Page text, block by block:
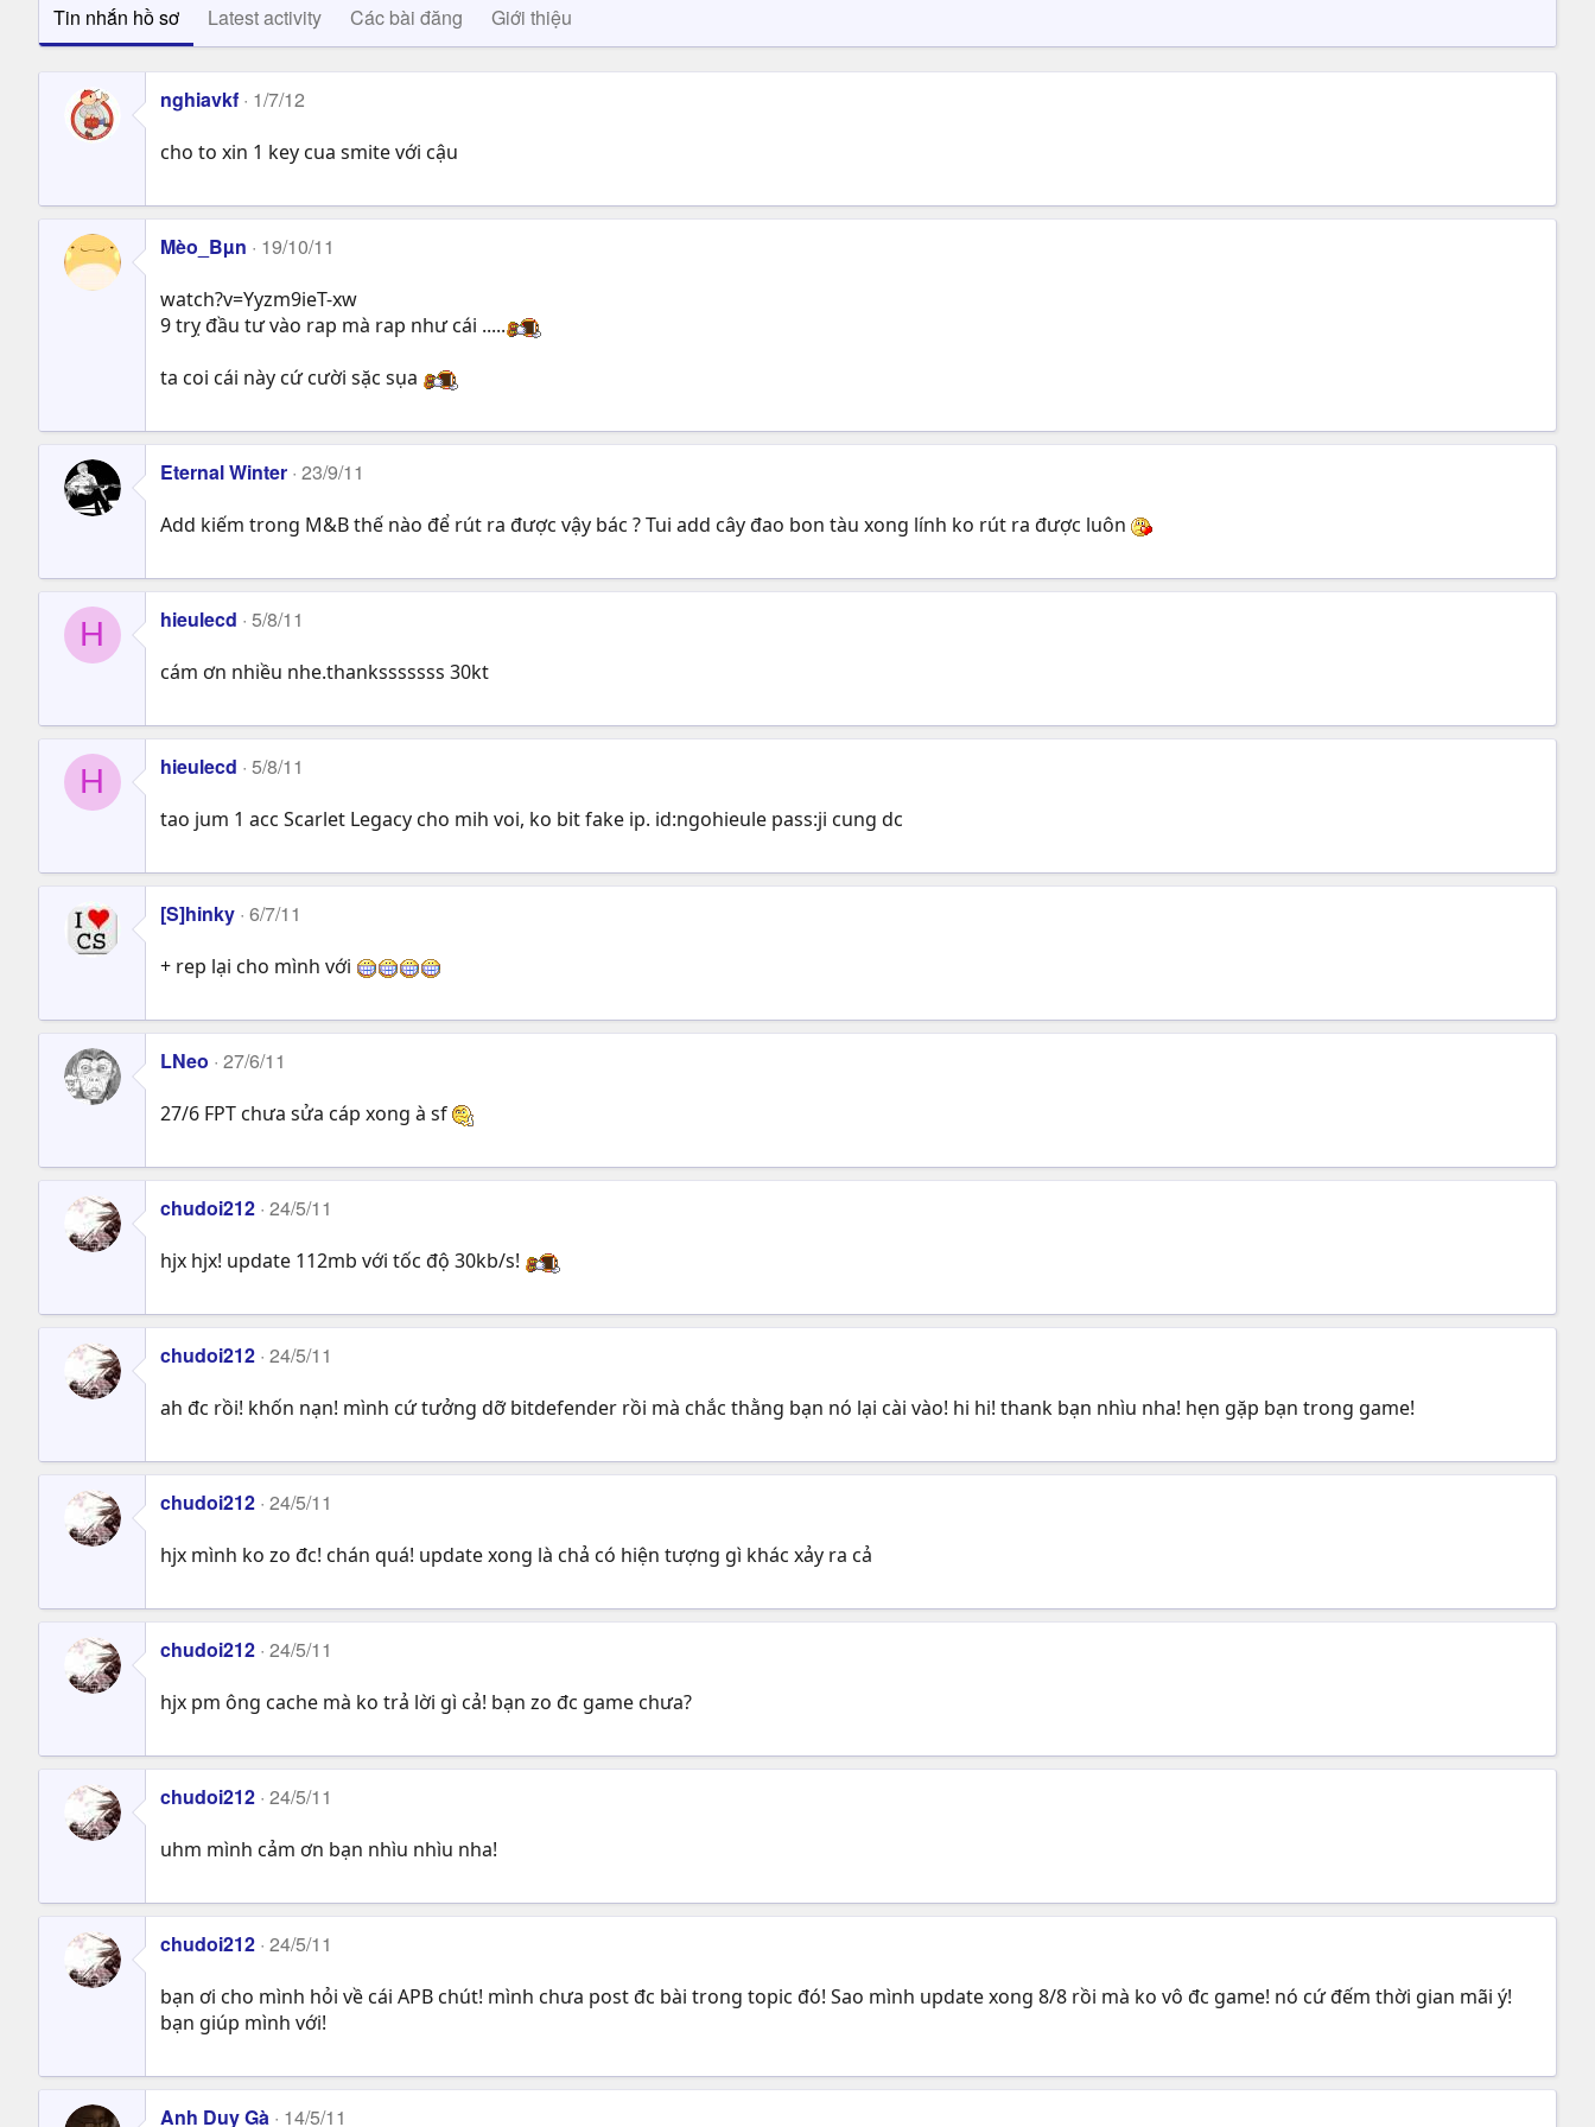
Tin nhắn hồ sơ Latest activity Các bài đăng Giới thiệu
nghiavkf 1/7/12
cho to xin 1 key cua smite với cậu
Mèo_Bµn 19/10/11
watch?v=Yyzm9ieT-xw
9 trỵ đầu tư vào rap mà rap như cái .....
ta coi cái này cứ cười sặc sụa
Eternal Winter 23/9/11
Add kiếm trong M&B thế nào để rút ra được vậy bác ? Tui add cây đao bon tàu xong lính ko rút ra được luôn
H hieulecd 5/8/11
cám ơn nhiều nhe.thanksssssss 30kt
H hieulecd 5/8/11
tao jum 1 acc Scarlet Legacy cho mih voi, ko bit fake ip. id:ngohieule pass:ji cung dc
[S]hinky 6/7/11
+ rep lại cho mình với
LNeo 27/6/11
27/6 FPT chưa sửa cáp xong à sf
chudoi212 24/5/11
hjx hjx! update 112mb với tốc độ 30kb/s!
chudoi212 24/5/11
ah đc rồi! khốn nạn! mình cứ tưởng dỡ bitdefender rồi mà chắc thằng bạn nó lại cài vào! hi hi! thank bạn nhìu nha! hẹn gặp bạn trong game!
chudoi212 24/5/11
hjx mình ko zo đc! chán quá! update xong là chả có hiện tượng gì khác xảy ra cả
chudoi212 24/5/11
hjx pm ông cache mà ko trả lời gì cả! bạn zo đc game chưa?
chudoi212 24/5/11
uhm mình cảm ơn bạn nhìu nhìu nha!
chudoi212 24/5/11
bạn ơi cho mình hỏi về cái APB chút! mình chưa post đc bài trong topic đó! Sao mình update xong 8/8 rồi mà ko vô đc game! nó cứ đếm thời gian mãi ý!
bạn giúp mình với!
Anh Duy Gà 14/5/11